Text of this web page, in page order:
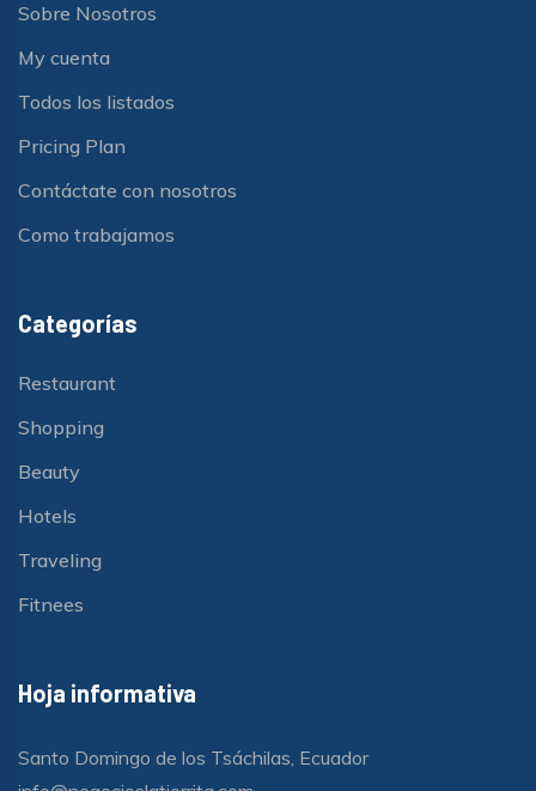
Sobre Nosotros
My cuenta
Todos los listados
Pricing Plan
Contáctate con nosotros
Como trabajamos
Categorías
Restaurant
Shopping
Beauty
Hotels
Traveling
Fitnees
Hoja informativa
Santo Domingo de los Tsáchilas, Ecuador